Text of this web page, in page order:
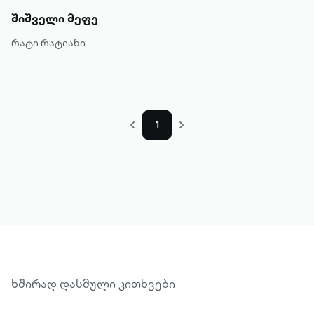
შიშველი მეფე
რატი რატიანი
1
ხშირად დასმული კითხვები